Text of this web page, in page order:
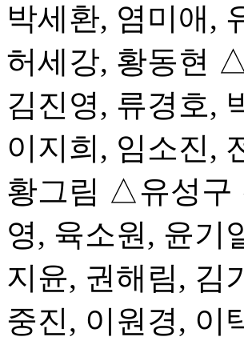
박세환, 염미애,
허세강, 황동현
김진영, 류경호,
이지희, 임소진,
황그림 △유성구
영, 육소원, 윤기
지윤, 권해림, 김
중진, 이원경, 이